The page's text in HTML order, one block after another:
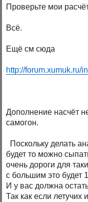
Проверьте мои
Всё.
Ещё см сюда
http://forum.xumuk.ru/
Дополнение насчёт
самогон.
Поскольку делать
будет то можно
очень дороги для
с большим это будет
И у вас должна
Так как если